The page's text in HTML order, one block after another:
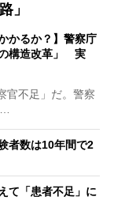
」
かるか？】警察庁
構造改革」 実
官不足」だ。警察
者数は10年間で2
て「患者不足」に